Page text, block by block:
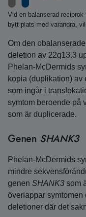
Vid en balanserad
bytt plats med varandra,
Om den
deletion av 22q13.3
Phelan‑McDermids
kopia (duplikation) av
som ingår i
symtom beroende på
som är duplicerade.
Genen SHANK3
Phelan-McDermids
mindre
genen SHANK3 som
överlappar symtomen
deletioner där det